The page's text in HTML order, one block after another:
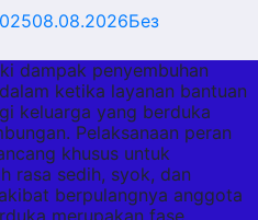
08.08.2026Без
dampak penyembuhan
ketika layanan bantuan
keluarga yang berduka
Pelaksanaan peran
khusus untuk
rasa sedih, syok, dan
berpulangnya anggota
merupakan fase